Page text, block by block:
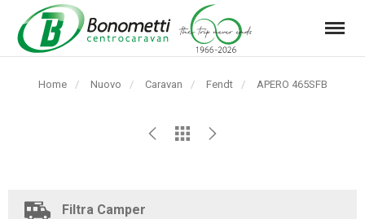
Automarket
Bonometti
Menu
Home Nuovo Caravan Fendt
Pagina
APERO 465SFB
Filtra Camper